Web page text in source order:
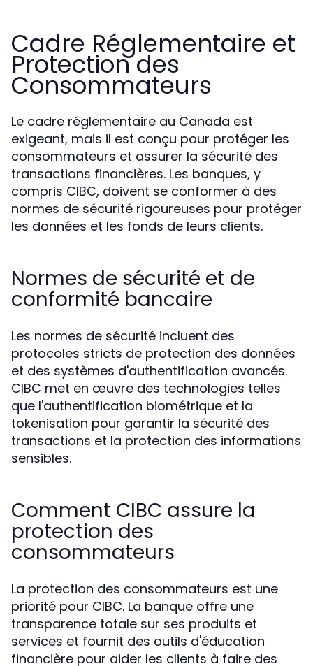
Cadre Réglementaire et
Protection des
Consommateurs
Le cadre réglementaire au Canada est
exigeant, mais il est conçu pour protéger les
consommateurs et assurer la sécurité des
transactions financières. Les banques, y
compris CIBC, doivent se conformer à des
normes de sécurité rigoureuses pour protéger
les données et les fonds de leurs clients.
Normes de sécurité et de
conformité bancaire
Les normes de sécurité incluent des
protocoles stricts de protection des données
et des systèmes d'authentification avancés.
CIBC met en œuvre des technologies telles
que l'authentification biométrique et la
tokenisation pour garantir la sécurité des
transactions et la protection des informations
sensibles.
Comment CIBC assure la
protection des
consommateurs
La protection des consommateurs est une
priorité pour CIBC. La banque offre une
transparence totale sur ses produits et
services et fournit des outils d'éducation
financière pour aider les clients à faire des